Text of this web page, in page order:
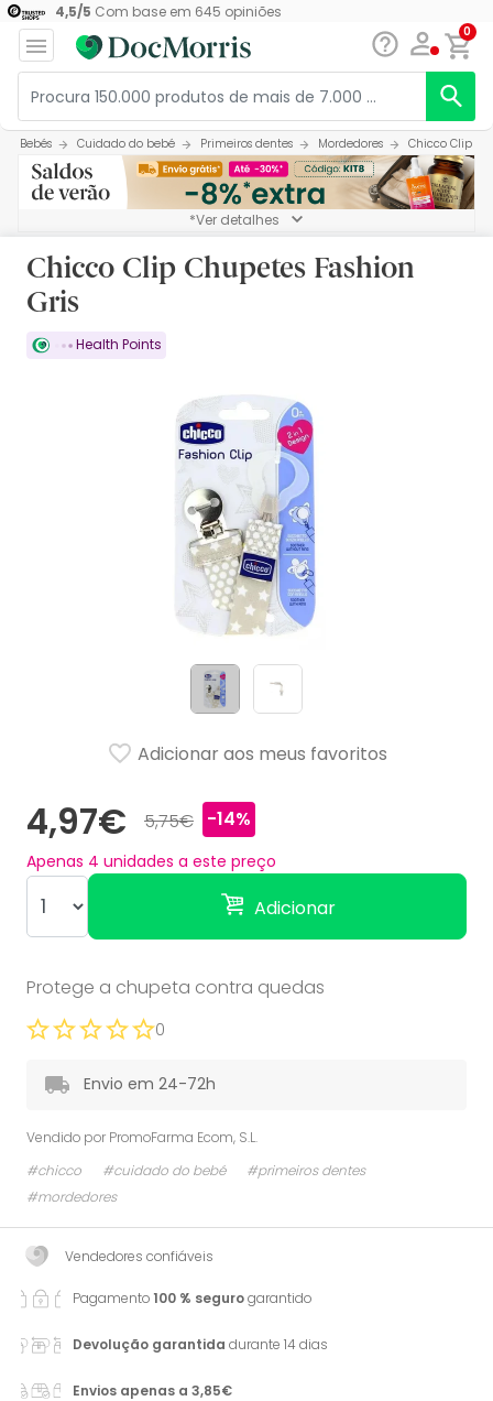
4,5/5 Com base em 645 opiniões
0
Bebés Cuidado do bebé Primeiros dentes Mordedores Chicco Clip
*Ver detalhes
Chicco Clip Chupetes Fashion
Gris
Health Points
4,97€ 5,75€ -14%
Apenas 4 unidades a este preço
Adicionar
Adicionar aos meus favoritos
Protege a chupeta contra quedas
0
Envio em 24-72h
Vendido por PromoFarma Ecom, S.L.
#chicco
#cuidado do bebé
#primeiros dentes
#mordedores
Vendedores confiáveis
Pagamento100 % segurogarantido
Devolução garantida durante 14 dias
Envios apenas a 3,85€